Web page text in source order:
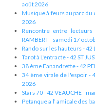
août 2026
Musique à feurs au parc du
2026
Rencontre entre
RAMBERT - samedi 17
Rando sur les hauteurs - 42
Tarot à L'entracte - 42 ST
38 ème Fanandrette - 42
34 ème virale de l'espoir -
2026
Stars 70 - 42 VEAUCHE -
Petanque a l’ amicale des